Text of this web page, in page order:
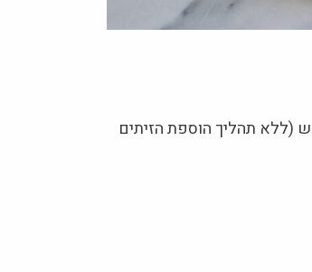
(ללא תהליך הוספת הזיתים